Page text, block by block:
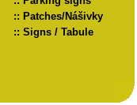
:: Patches/Nášivky
:: Signs / Tabule